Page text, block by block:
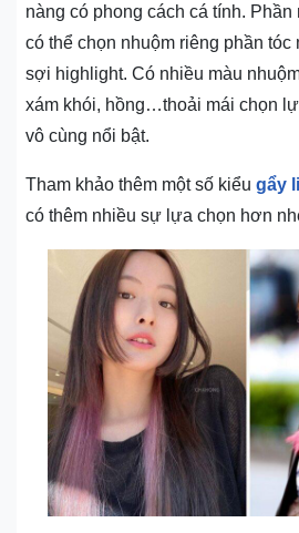
nàng có phong cách cá tính.
có thể chọn nhuộm riêng phần tóc
sợi highlight. Có nhiều màu
xám khói, hồng…thoải mái chọn
vô cùng nổi bật.
Tham khảo thêm một số kiểu gẩy
có thêm nhiều sự lựa chọn hơn